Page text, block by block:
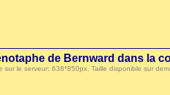
de Bernward dans la
sur le serveur: 638*850px. Taille disponible sur